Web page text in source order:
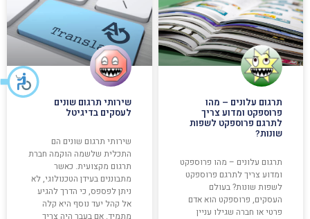
תרגום עלונים – מהו
פרוספקט ומדוע צריך
לתרגם פרוספקט לשפות
שונות?
תרגום עלונים – מהו פרוספקט
ומדוע צריך לתרגם פרוספקט
לשפות שונות? בעולם
העסקים, פרוספקט הוא אדם
פרטי או חברה שגילו עניין
שירותי תרגום שונים
לעסקים בדיגיטל
שירותי תרגום שונים הם
התכלית שלשמה הוקמה חברת
תרגום מקצועית. כאשר
מתבוננים בעידן הטכנולוגי, לא
ניתן לפספס, כי הדרך להגיע
אל קהל יעד נוסף היא קלה
מתמיד. אם בעבר היה צריך